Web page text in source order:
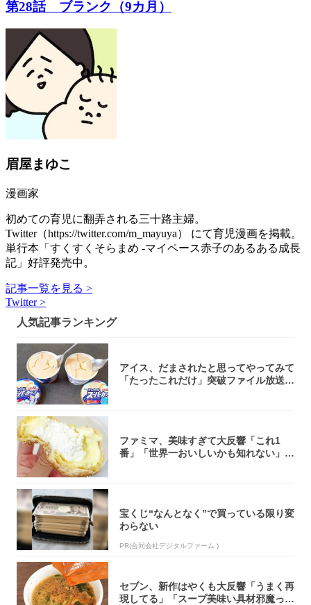
第28話 ブランク（9カ月）
眉屋まゆこ
漫画家
初めての育児に翻弄される三十路主婦。
Twitter（https://twitter.com/m_mayuya） にて育児漫画を掲載。
単行本「すくすくそらまめ -マイペース赤子のあるある成長
記」好評発売中。
記事一覧を見る >
Twitter >
人気記事ランキング
アイス、だまされたと思ってやってみて
「たったこれだけ」突破ファイル放送で
ファミマ、美味すぎて大反響「これ1
番」「世界一おいしいかも知れない」
宝くじ“なんとなく”で買っている限り変
わらない
PR(合同会社デジタルファーム )
セブン、新作はやくも大反響「うまく再
現してる」「スープ美味い具材邪魔って